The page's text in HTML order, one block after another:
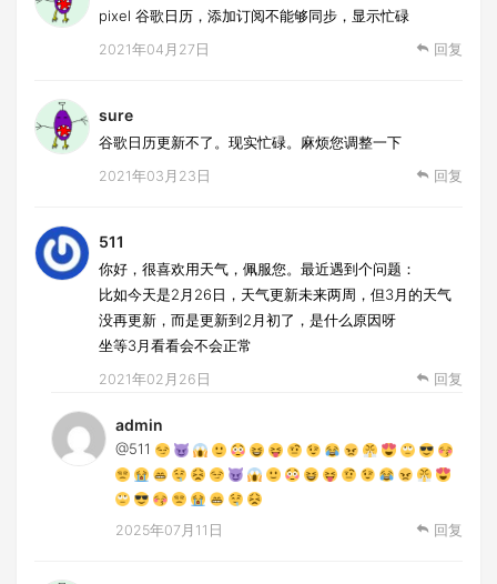
pixel 谷歌日历，添加订阅不能够同步，显示忙碌
2021年04月27日 回复
sure
谷歌日历更新不了。现实忙碌。麻烦您调整一下
2021年03月23日 回复
511
你好，很喜欢用天气，佩服您。最近遇到个问题：
比如今天是2月26日，天气更新未来两周，但3月的天气
没再更新，而是更新到2月初了，是什么原因呀
坐等3月看看会不会正常
2021年02月26日 回复
admin
@511
2025年07月11日 回复